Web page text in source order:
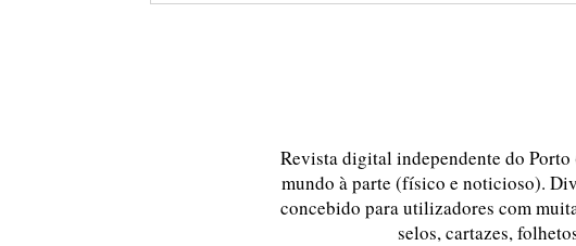
Revista digital independente do
mundo à parte (físico e noticioso).
concebido para utilizadores com
selos, cartazes,